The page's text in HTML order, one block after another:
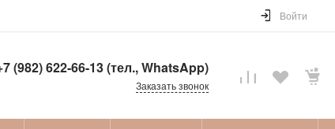
Войти
(982) 622-66-13 (тел., WhatsApp)
Заказать звонок